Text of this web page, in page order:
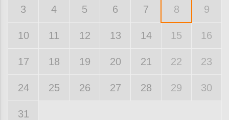
3 4 5 6 7 8 9
10 11 12 13 14 15 16
17 18 19 20 21 22 23
24 25 26 27 28 29 30
31